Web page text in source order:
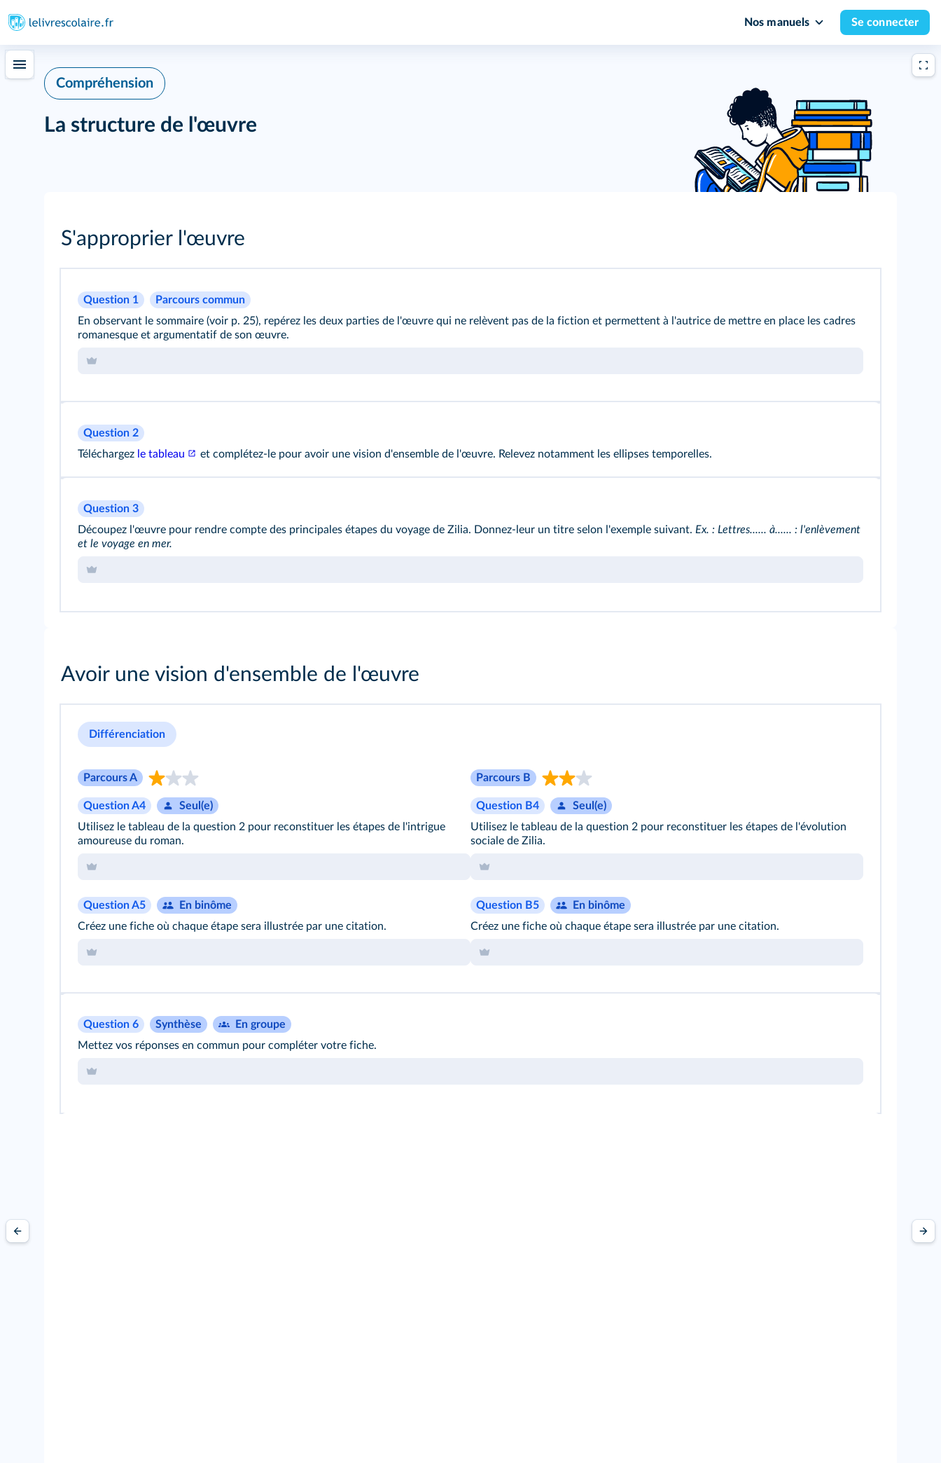
Nos manuels Se connecter
Compréhension
La structure de l'œuvre
S'approprier l'œuvre
Question 1
Parcours commun
En observant le sommaire (voir p. 25), repérez les deux parties de l'œuvre qui ne relèvent pas de la fiction et permettent à l'autrice de mettre en place les cadres
romanesque et argumentatif de son œuvre.
Question 2
Téléchargez le tableau et complétez-le pour avoir une vision d'ensemble de l'œuvre. Relevez notamment les ellipses temporelles.
Question 3
Découpez l'œuvre pour rendre compte des principales étapes du voyage de Zilia. Donnez-leur un titre selon l'exemple suivant. Ex. : Lettres...... à...... : l'enlèvement
et le voyage en mer.
Avoir une vision d'ensemble de l'œuvre
Différenciation
Parcours A
Question A4
Seul(e)
Utilisez le tableau de la question 2 pour reconstituer les étapes de l'intrigue
amoureuse du roman.
Question A5
En binôme
Créez une fiche où chaque étape sera illustrée par une citation.
Parcours B
Question B4
Seul(e)
Utilisez le tableau de la question 2 pour reconstituer les étapes de l'évolution
sociale de Zilia.
Question B5
En binôme
Créez une fiche où chaque étape sera illustrée par une citation.
Question 6 Synthèse
En groupe
Mettez vos réponses en commun pour compléter votre fiche.